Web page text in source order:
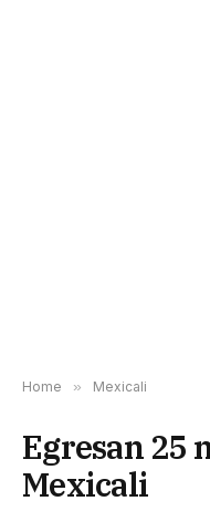
Home » Mexicali
Egresan 25
Mexicali